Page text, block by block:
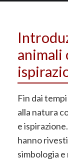
animali
Fin dai
alla natura
e
hanno
simbologia